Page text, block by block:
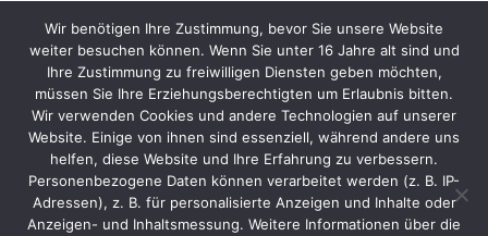
Wir benötigen Ihre Zustimmung, bevor Sie unsere Website
weiter besuchen können. Wenn Sie unter 16 Jahre alt sind und
Ihre Zustimmung zu freiwilligen Diensten geben möchten,
müssen Sie Ihre Erziehungsberechtigten um Erlaubnis bitten.
Wir verwenden Cookies und andere Technologien auf unserer
Website. Einige von ihnen sind essenziell, während andere uns
helfen, diese Website und Ihre Erfahrung zu verbessern.
Personenbezogene Daten können verarbeitet werden (z. B. IP-
Adressen), z. B. für personalisierte Anzeigen und Inhalte oder
Anzeigen- und Inhaltsmessung. Weitere Informationen über die